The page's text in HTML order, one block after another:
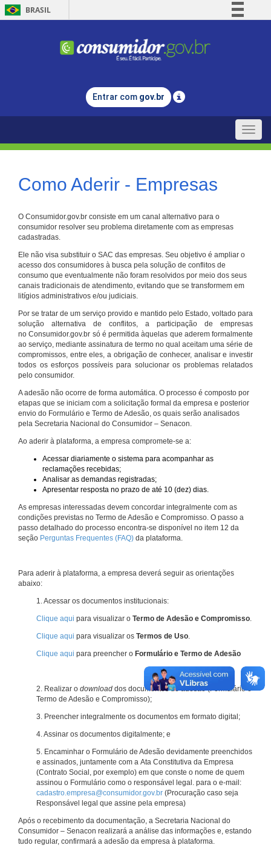
BRASIL
Comunica BR
Legislação
Entrar com gov.br
Toggle
Como Aderir - Empresas
O Consumidor.gov.br consiste em um canal alternativo para o
consumidor resolver seu problema diretamente com as empresas
cadastradas.
Ele não visa substituir o SAC das empresas. Seu objetivo é ampliar o
acesso dos consumidores à busca pela solução de conflitos de
consumo que eventualmente não foram resolvidos por meio dos seus
canais tradicionais de atendimento, evitando que se transformem em
litígios administrativos e/ou judiciais.
Por se tratar de um serviço provido e mantido pelo Estado, voltado para
solução alternativa de conflitos, a participação de empresas
no Consumidor.gov.br só é permitida àquelas que aderem formalmente
ao serviço, mediante assinatura de termo no qual aceitam uma série de
compromissos, entre eles, a obrigação de conhecer, analisar e investir
todos os esforços possíveis para solucionar os problemas relatados
pelo consumidor.
A adesão não ocorre de forma automática. O processo é composto por
etapas que se iniciam com a solicitação formal da empresa e posterior
envio do Formulário e Termo de Adesão, os quais serão analisados
pela Secretaria Nacional do Consumidor – Senacon.
Ao aderir à plataforma, a empresa compromete-se a:
Acessar diariamente o sistema para acompanhar as
reclamações recebidas;
Analisar as demandas registradas;
Apresentar resposta no prazo de até 10 (dez) dias.
As empresas interessadas devem concordar integralmente com as
condições previstas no Termo de Adesão e Compromisso. O passo a
passo detalhado do processo encontra-se disponível no item 12 da
seção Perguntas Frequentes (FAQ) da plataforma.
Para aderir à plataforma, a empresa deverá seguir as orientações
abaixo:
1. Acessar os documentos institucionais:
Clique aqui para visualizar o Termo de Adesão e Compromisso.
Clique aqui para visualizar os Termos de Uso.
Clique aqui para preencher o Formulário e Termo de Adesão
2. Realizar o download dos documentos de adesão (Formulário e
Termo de Adesão e Compromisso);
3. Preencher integralmente os documentos em formato digital;
4. Assinar os documentos digitalmente; e
5. Encaminhar o Formulário de Adesão devidamente preenchidos
e assinados, juntamente com a Ata Constitutiva da Empresa
(Contrato Social, por exemplo) em que conste o nome de quem
assinou o Formulário como o responsável legal. para o e-mail:
cadastro.empresa@consumidor.gov.br (Procuração caso seja
Responsável legal que assine pela empresa)
Após o recebimento da documentação, a Secretaria Nacional do
Consumidor – Senacon realizará a análise das informações e, estando
tudo regular, confirmará a adesão da empresa à plataforma.